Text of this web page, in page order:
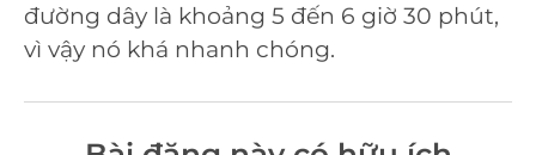
đường dây là khoảng 5 đến 6 giờ 30 phút,
vì vậy nó khá nhanh chóng.